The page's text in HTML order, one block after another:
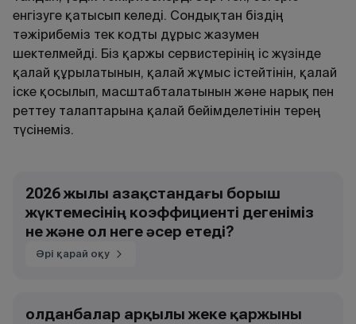
енгізуге қатысып келеді. Сондықтан біздің
тәжірибеміз тек кодты дұрыс жазумен
шектелмейді. Біз қаржы сервистерінің іс жүзінде
қалай құрылатынын, қалай жұмыс істейтінін, қалай
іске қосылып, масштабталатынын және нарық пен
реттеу талаптарына қалай бейімделетінін терең
түсінеміз.
2026 жылы Қазақстандағы борыш
жүктемесінің коэффициенті дегеніміз
не және ол неге әсер етеді?
Әрі қарай оқу
Қолданбалар арқылы жеке қаржыны